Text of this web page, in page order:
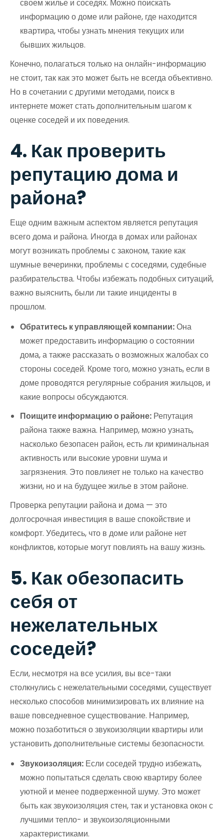
своем жилье и соседях. Можно поискать
информацию о доме или районе, где находится
квартира, чтобы узнать мнения текущих или
бывших жильцов.
Конечно, полагаться только на онлайн-информацию
не стоит, так как это может быть не всегда объективно.
Но в сочетании с другими методами, поиск в
интернете может стать дополнительным шагом к
оценке соседей и их поведения.
4. Как проверить
репутацию дома и
района?
Еще одним важным аспектом является репутация
всего дома и района. Иногда в домах или районах
могут возникать проблемы с законом, такие как
шумные вечеринки, проблемы с соседями, судебные
разбирательства. Чтобы избежать подобных ситуаций,
важно выяснить, были ли такие инциденты в
прошлом.
Обратитесь к управляющей компании:Она
может предоставить информацию о состоянии
дома, а также рассказать о возможных жалобах со
стороны соседей. Кроме того, можно узнать, если в
доме проводятся регулярные собрания жильцов, и
какие вопросы обсуждаются.
Поищите информацию о районе: Репутация
района также важна. Например, можно узнать,
насколько безопасен район, есть ли криминальная
активность или высокие уровни шума и
загрязнения. Это повлияет не только на качество
жизни, но и на будущее жилье в этом районе.
Проверка репутации района и дома — это
долгосрочная инвестиция в ваше спокойствие и
комфорт. Убедитесь, что в доме или районе нет
конфликтов, которые могут повлиять на вашу жизнь.
5. Как обезопасить
себя от
нежелательных
соседей?
Если, несмотря на все усилия, вы все-таки
столкнулись с нежелательными соседями, существует
несколько способов минимизировать их влияние на
ваше повседневное существование. Например,
можно позаботиться о звукоизоляции квартиры или
установить дополнительные системы безопасности.
Звукоизоляция: Если соседей трудно избежать,
можно попытаться сделать свою квартиру более
уютной и менее подверженной шуму. Это может
быть как звукоизоляция стен, так и установка окон с
лучшими тепло- и звукоизоляционными
характеристиками.